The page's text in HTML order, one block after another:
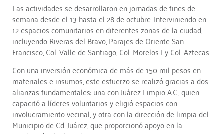
Las actividades se desarrollaron en jornadas de fines de
semana desde el 13 hasta el 28 de octubre. Interviniendo en
12 espacios comunitarios en diferentes zonas de la ciudad,
incluyendo Riveras del Bravo, Parajes de Oriente San
Francisco, Col. Valle de Santiago, Col. Morelos I y Col. Aztecas.
Con una inversión económica de más de 150 mil pesos en
materiales e insumos, este esfuerzo se realizó gracias a dos
alianzas fundamentales: una con Juárez Limpio A.C., quien
capacitó a líderes voluntarios y eligió espacios con
involucramiento vecinal, y otra con la dirección de limpia del
Municipio de Cd. Juárez, que proporcionó apoyo en la